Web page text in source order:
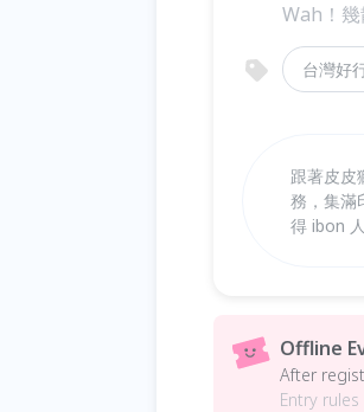
Wah！
台灣好
跟著皮皮
務，集滿
得 ibon
Offline
After
Entry